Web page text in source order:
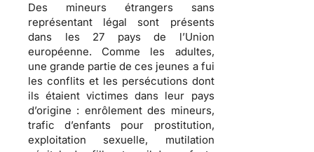
Des mineurs étrangers sans
représentant légal sont présents
dans les 27 pays de l’Union
européenne. Comme les adultes,
une grande partie de ces jeunes a fui
les conflits et les persécutions dont
ils étaient victimes dans leur pays
d’origine : enrôlement des mineurs,
trafic d’enfants pour prostitution,
exploitation sexuelle, mutilation